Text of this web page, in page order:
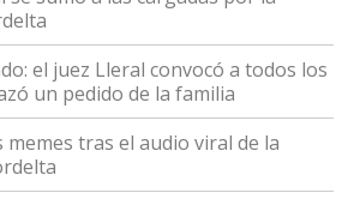
el juez Lleral convocó a todos los
un pedido de la familia
tras el audio viral de la